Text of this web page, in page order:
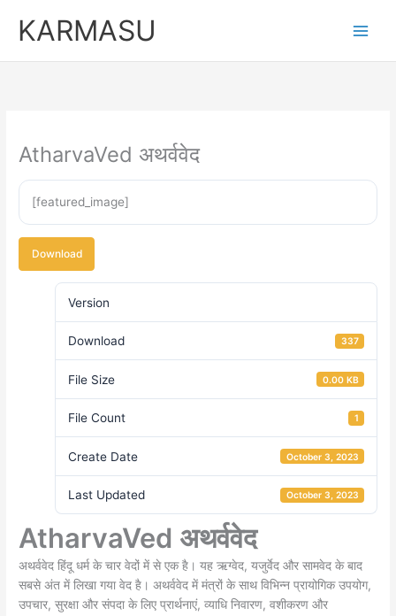
KARMASU
AtharvaVed अथर्ववेद
[featured_image]
Download
Version
Download 337
File Size 0.00 KB
File Count 1
Create Date October 3, 2023
Last Updated October 3, 2023
AtharvaVed अथर्ववेद
अथर्ववेद हिंदू धर्म के चार वेदों में से एक है। यह ऋग्वेद, यजुर्वेद और सामवेद के बाद
सबसे अंत में लिखा गया वेद है। अथर्ववेद में मंत्रों के साथ विभिन्न प्रायोगिक उपयोग,
उपचार, सुरक्षा और संपदा के लिए प्रार्थनाएं, व्याधि निवारण, वशीकरण और